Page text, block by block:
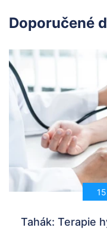
Doporučené
Tahák: Terapie